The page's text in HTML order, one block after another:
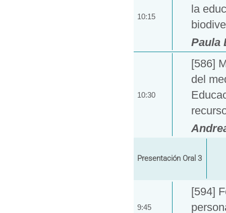
10:15
la
Paula
10:30
[586]
del
Presentación Oral 3
9:45
[594]